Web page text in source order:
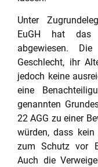
Unter
EuGH hat das
abgewiesen.
Geschlecht, ihr
jedoch keine
eine
genannten
22 AGG zu einer
würden, dass
zum Schutz vor
Auch die